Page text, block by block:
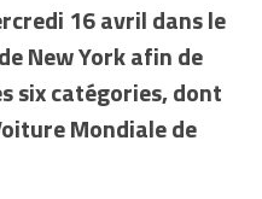
16 avril dans le
New York afin de
six catégories, dont
Mondiale de